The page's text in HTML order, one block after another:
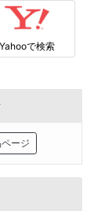
Yahooで検索
ージ